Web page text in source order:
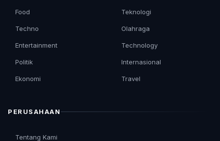
Food
Techno
Entertainment
Politik
Ekonomi
Teknologi
Olahraga
Technology
Internasional
Travel
PERUSAHAAN
Tentang Kami